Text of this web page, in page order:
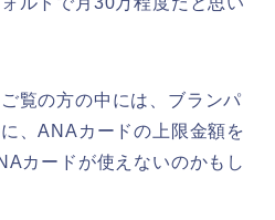
覧の方の中には、ブランパ
、ANAカードの上限金額を
カードが使えないのかもし